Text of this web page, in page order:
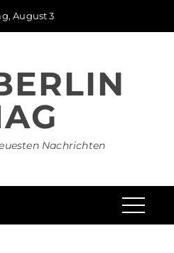
August 3
Nachrichten